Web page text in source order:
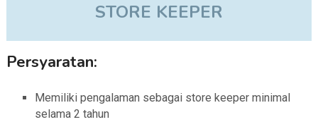
STORE KEEPER
Persyaratan:
Memiliki pengalaman sebagai store keeper minimal
selama 2 tahun